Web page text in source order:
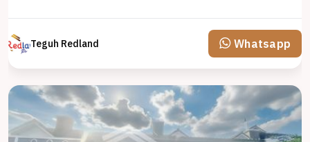
Teguh Redland Whatsapp